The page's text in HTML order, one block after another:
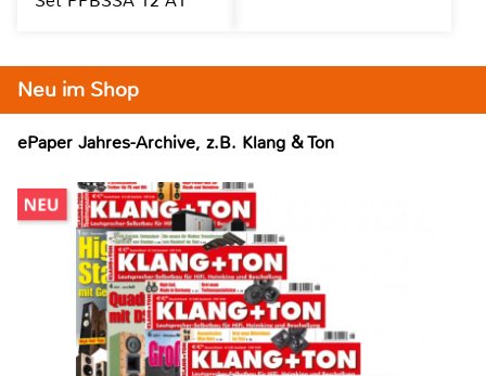
Neu im Shop
ePaper Jahres-Archive, z.B. Klang & Ton